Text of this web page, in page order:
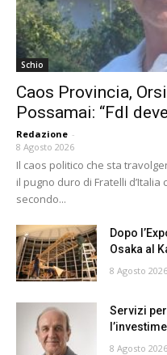
Schio
Caos Provincia,
Possamai: “FdI
Redazione -
8 Agosto 2026
Il caos politico che sta
il pugno duro di Fratelli
secondo...
Dopo
Osaka al
8 Agosto 2026
Servizi
8 Agosto 2026